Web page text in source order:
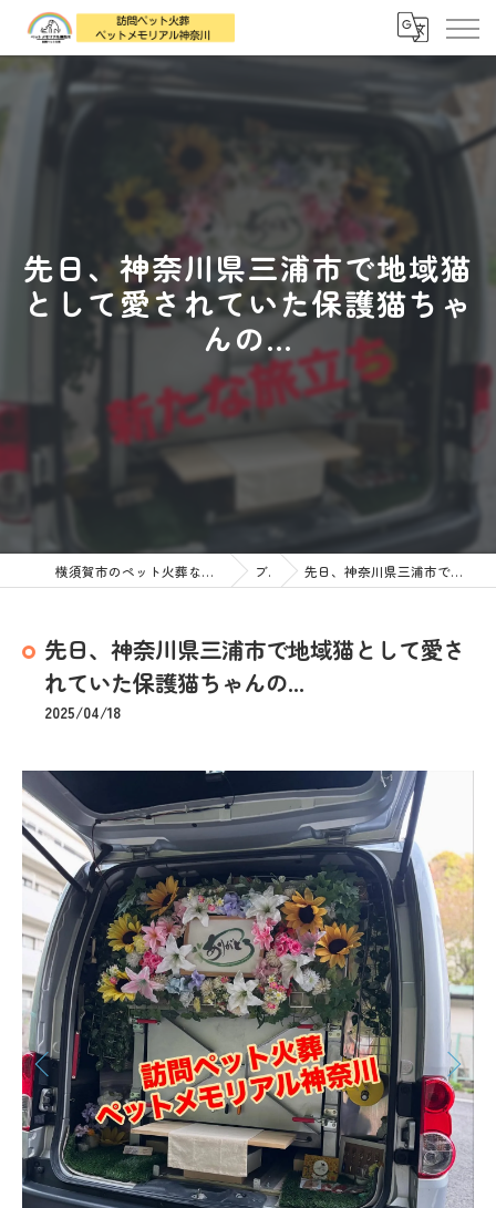
先日、神奈川県三浦市で地域猫
として愛されていた保護猫ちゃ
んの...
横須賀市のペット火葬なら訪問ペット火葬 ペットメモリアル神奈川 ブログ 先日、神奈川県三浦市で地域猫として愛されていた保護猫ちゃんの...
先日、神奈川県三浦市で地域猫として愛さ
れていた保護猫ちゃんの...
2025/04/18